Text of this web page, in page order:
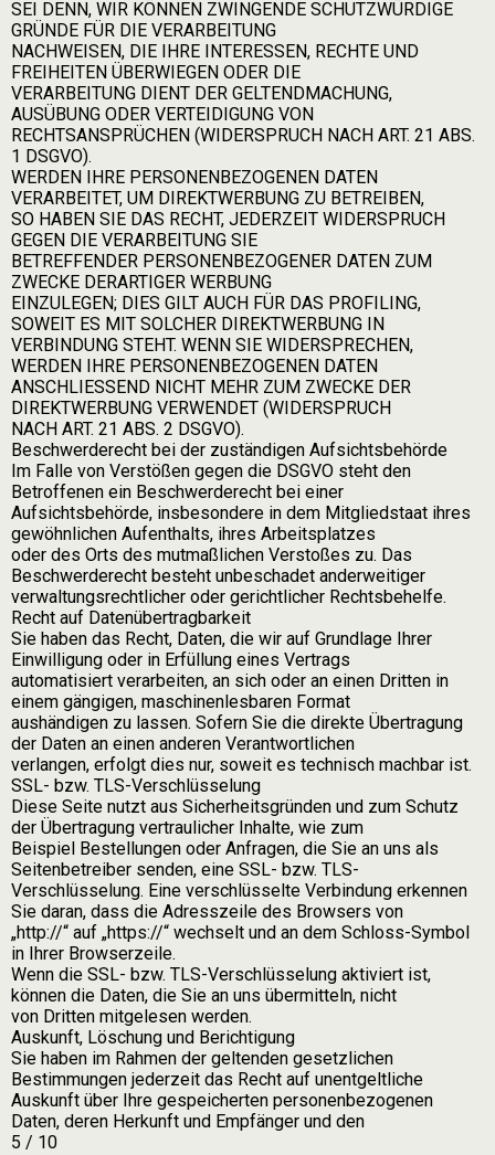
SEI DENN, WIR KÖNNEN ZWINGENDE SCHUTZWÜRDIGE
GRÜNDE FÜR DIE VERARBEITUNG
NACHWEISEN, DIE IHRE INTERESSEN, RECHTE UND
FREIHEITEN ÜBERWIEGEN ODER DIE
VERARBEITUNG DIENT DER GELTENDMACHUNG,
AUSÜBUNG ODER VERTEIDIGUNG VON
RECHTSANSPRÜCHEN (WIDERSPRUCH NACH ART. 21 ABS.
1 DSGVO).
WERDEN IHRE PERSONENBEZOGENEN DATEN
VERARBEITET, UM DIREKTWERBUNG ZU BETREIBEN,
SO HABEN SIE DAS RECHT, JEDERZEIT WIDERSPRUCH
GEGEN DIE VERARBEITUNG SIE
BETREFFENDER PERSONENBEZOGENER DATEN ZUM
ZWECKE DERARTIGER WERBUNG
EINZULEGEN; DIES GILT AUCH FÜR DAS PROFILING,
SOWEIT ES MIT SOLCHER DIREKTWERBUNG IN
VERBINDUNG STEHT. WENN SIE WIDERSPRECHEN,
WERDEN IHRE PERSONENBEZOGENEN DATEN
ANSCHLIESSEND NICHT MEHR ZUM ZWECKE DER
DIREKTWERBUNG VERWENDET (WIDERSPRUCH
NACH ART. 21 ABS. 2 DSGVO).
Beschwerderecht bei der zuständigen Aufsichtsbehörde
Im Falle von Verstößen gegen die DSGVO steht den
Betroffenen ein Beschwerderecht bei einer
Aufsichtsbehörde, insbesondere in dem Mitgliedstaat ihres
gewöhnlichen Aufenthalts, ihres Arbeitsplatzes
oder des Orts des mutmaßlichen Verstoßes zu. Das
Beschwerderecht besteht unbeschadet anderweitiger
verwaltungsrechtlicher oder gerichtlicher Rechtsbehelfe.
Recht auf Datenübertragbarkeit
Sie haben das Recht, Daten, die wir auf Grundlage Ihrer
Einwilligung oder in Erfüllung eines Vertrags
automatisiert verarbeiten, an sich oder an einen Dritten in
einem gängigen, maschinenlesbaren Format
aushändigen zu lassen. Sofern Sie die direkte Übertragung
der Daten an einen anderen Verantwortlichen
verlangen, erfolgt dies nur, soweit es technisch machbar ist.
SSL- bzw. TLS-Verschlüsselung
Diese Seite nutzt aus Sicherheitsgründen und zum Schutz
der Übertragung vertraulicher Inhalte, wie zum
Beispiel Bestellungen oder Anfragen, die Sie an uns als
Seitenbetreiber senden, eine SSL- bzw. TLS-
Verschlüsselung. Eine verschlüsselte Verbindung erkennen
Sie daran, dass die Adresszeile des Browsers von
„http://“ auf „https://“ wechselt und an dem Schloss-Symbol
in Ihrer Browserzeile.
Wenn die SSL- bzw. TLS-Verschlüsselung aktiviert ist,
können die Daten, die Sie an uns übermitteln, nicht
von Dritten mitgelesen werden.
Auskunft, Löschung und Berichtigung
Sie haben im Rahmen der geltenden gesetzlichen
Bestimmungen jederzeit das Recht auf unentgeltliche
Auskunft über Ihre gespeicherten personenbezogenen
Daten, deren Herkunft und Empfänger und den
5 / 10